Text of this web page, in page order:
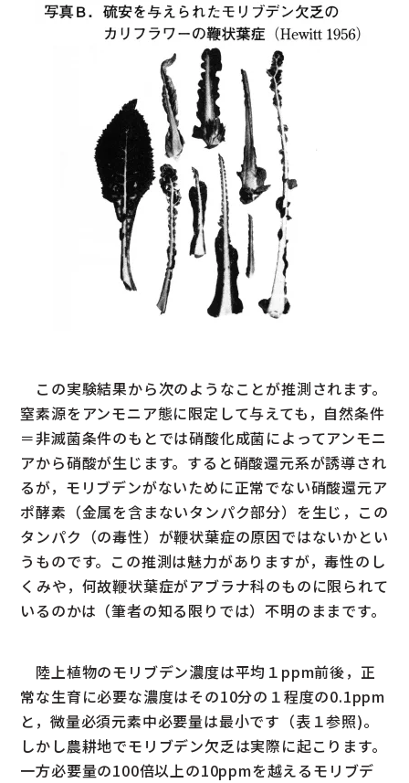
この実験結果から次のようなことが推測されます。
窒素源をアンモニア態に限定して与えても，自然条件
＝非滅菌条件のもとでは硝酸化成菌によってアンモニ
アから硝酸が生じます。すると硝酸還元系が誘導され
るが，モリブデンがないために正常でない硝酸還元ア
ポ酵素（金属を含まないタンパク部分）を生じ，この
タンパク（の毒性）が鞭状葉症の原因ではないかとい
うものです。この推測は魅力がありますが，毒性のし
くみや，何故鞭状葉症がアブラナ科のものに限られて
いるのかは（筆者の知る限りでは）不明のままです。
陸上植物のモリブデン濃度は平均１ppm前後，正
常な生育に必要な濃度はその10分の１程度の0.1ppm
と，微量必須元素中必要量は最小です（表１参照)。
しかし農耕地でモリブデン欠乏は実際に起こります。
一方必要量の100倍以上の10ppmを越えるモリブデ